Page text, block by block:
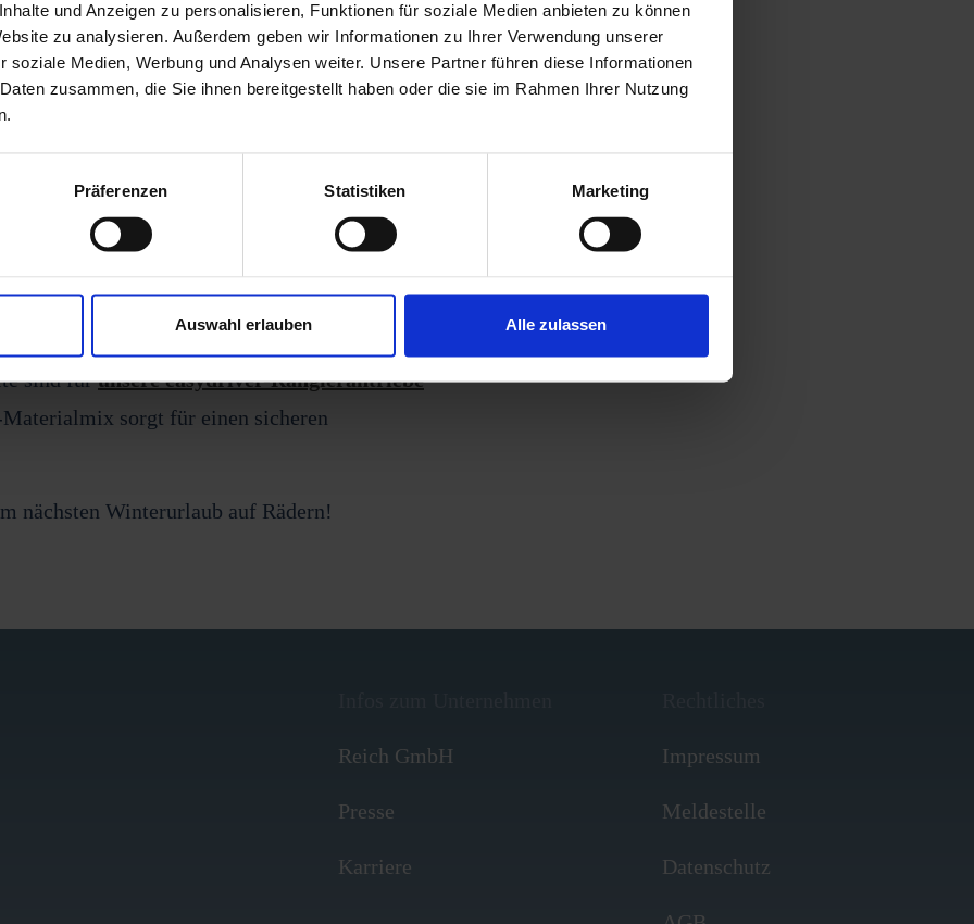
und Anzeigen zu personalisieren, Funktionen für soziale Medien anbieten zu können
zu analysieren. Außerdem geben wir Informationen zu Ihrer Verwendung unserer
soziale Medien, Werbung und Analysen weiter. Unsere Partner führen diese Informationen
zusammen, die Sie ihnen bereitgestellt haben oder die sie im Rahmen Ihrer Nutzung
Präferenzen Statistiken Marketing
Auswahl erlauben Alle zulassen
das Fahrzeug ein paar Tage vor der Reise
Verbindung zwischendurch einmal, um so einen
und Schneeketten stabilisieren euren mobilen
sodass ihr unbeschwert die
der Wohnwagen natürlich umfassend von
nicht gefährdet werden.
sind fürunsere easydriver-Rangierantriebe
sorgt für einen sicheren
nächsten Winterurlaub auf Rädern!
Reich GmbH
Presse
Karriere
Impressum
Meldestelle
Datenschutz